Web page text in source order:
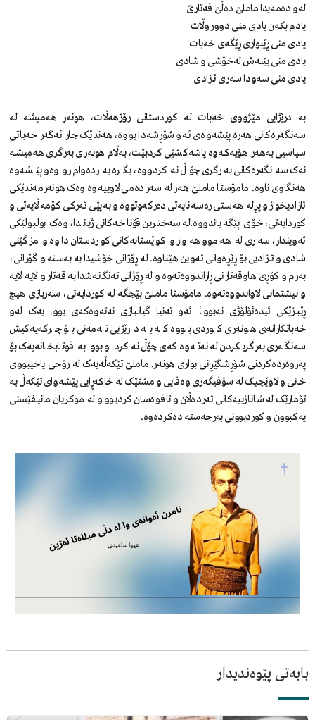
لەو دەمەیدا ماملێ دەڵێ قەتارێ
یادم بکەن یادی منی دوور وڵات
یادی منی ڕێبواری ڕێگەی خەبات
یادی منی بێبەش لەخۆشی و شادی
یادی منی سەودا سەری ئازادی
بە درێژایی مێژووی خەبات لە کوردستانی رۆژهەڵات، هونەر هەمیشە لە
سەنگەرەکانی هەرە پێشەوەی ئەو شۆڕشەدا بووە، هەندێک جار ئەگەر خەباتی
سیاسیی بەهەر هۆیەکەوە پاشەکشێی کردبێت، بەڵام هونەری بەرگری هەمیشە
نەک سەنگەرەکانی بەرگری چۆڵ نەکردووە، بگرە بەردەوام رووەو پێشەوە
هەنگاوی ناوە. مامۆستا ماملێ ھەر لە سەردەمی لاوییەوە وەک ھونەرمەندێکی
ئازادیخواز و پڕلە هەستی رەسەنایەتی دەرکەوتووە و بەپێی ئەرکی کۆمەڵایەتی و
کوردایەتی، خۆی پێگەیاندووە.لە سەخترین قۆناخەکانی ژیاندا، وەک بولبولێکی
ئەویندار، سەری لە ھەموو ھەوار و کوێستانەکانی کوردستان داوە و مزگێنی
شادی و ئازادیی بۆ ڕێڕەوانی ئەوین ھێناوە. لە ڕۆژانی خۆشیدا بە بەستە و گۆرانی،
بەزم و کۆڕی ھاوقەتارانی ڕازاندووەتەوە و لە ڕۆژانی تەنگانەشدا بە قەتار و لایە لایە
و نیشتمانی لاواندووەتەوە. مامۆستا ماملێ بێجگە لە کوردایەتی، سەربازی ھیچ
ڕێبازێکی ئیدەئۆلۆژی نەبوو؛ ئەو تەنیا گیانبازی نەتەوەکەی بوو. یەک لەو
خەباتکارانەی هونەری کوردی بووە کە بە درێژایی تەمەنی بۆ چرکەیەکیش
سەنگەری بەرگریکردن لە نەتەوەکەی چۆڵ نەکرد و بوو بە قوتابخانەیەک بۆ
پەروەردەکردنی شۆڕشگێڕانی بواری هونەر. ماملێ تێکەڵەیەک لە رۆحی یاخیبووی
خانی و لاوێچیک لە سۆفیگەری وەفایی و مشتێک لە خاکەڕایی پێشەوای تێکەڵ بە
تۆمارێک لە شانازییەکانی ئەردەڵان و تاقوەسان کردبوو و لە موکریان مانیفێستی
یەکبوون و کوردبوونی بەرجەستە دەکردەوە.
بابەتی پێوەندیدار